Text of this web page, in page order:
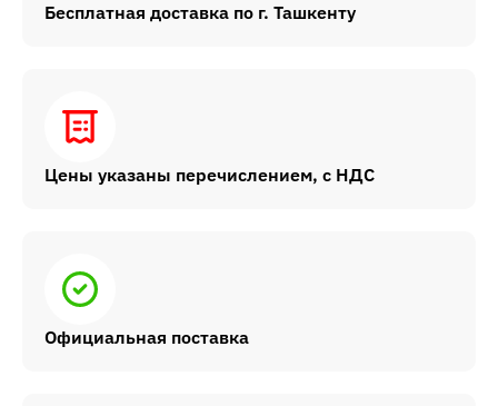
Бесплатная доставка по г. Ташкенту
Цены указаны перечислением, с НДС
Официальная поставка